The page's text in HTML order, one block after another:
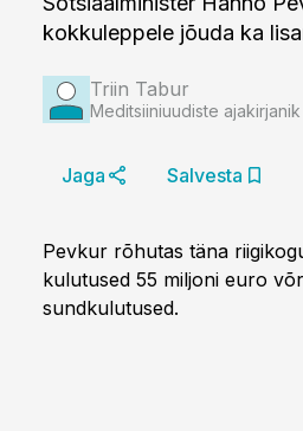
kokkuleppele jõuda ka
Triin Tabur
Meditsiiniuudiste ajakirjanik
Jaga Salvesta
Pevkur rõhutas täna
kulutused 55 miljoni euro
sundkulutused.